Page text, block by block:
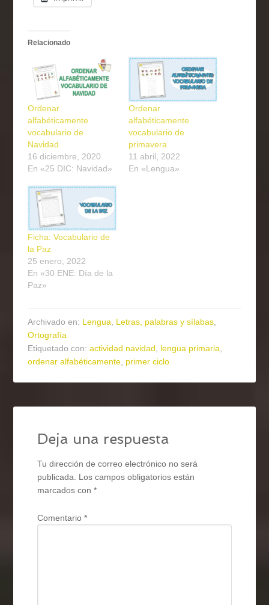
Relacionado
Ordenar
alfabéticamente
vocabulario de
Navidad
16 diciembre, 2020
En «25 DIC: Navidad»
Ordenar
alfabéticamente
vocabulario de
primavera
11 abril, 2022
En «Lengua»
Ficha: Vocabulario de
la Paz
25 enero, 2022
En «30 ENE: Día de la
Paz»
Archivado en: Lengua, Letras, palabras y sílabas,
Ortografía
Etiquetado con:actividad navidad, lengua primaria,
ordenar alfabéticamente, primer ciclo
Deja una respuesta
Tu dirección de correo electrónico no será
publicada. Los campos obligatorios están
marcados con*
Comentario*